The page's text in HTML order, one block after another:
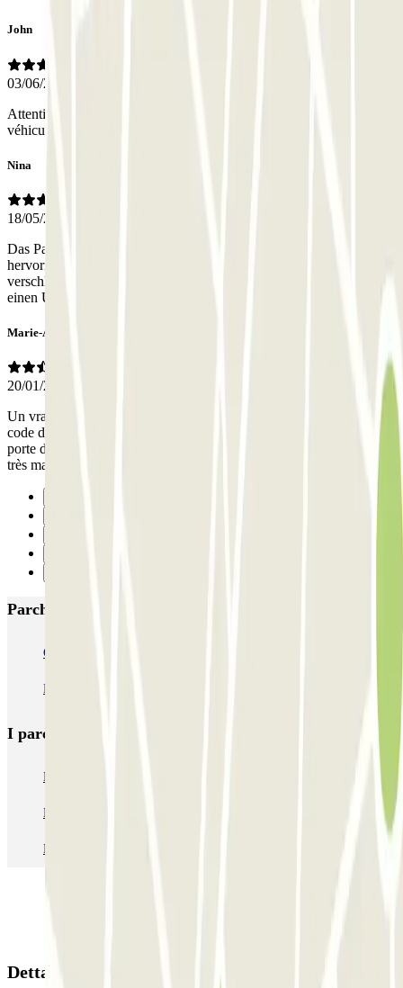
John
03/06/2026
Attention, l'entrée piéton est inutilisable pour récupérer votre
véhicule : il faut se placer au niveau de l'entrée des véhicules...
Nina
18/05/2026
Das Parkhaus ist sehr sicher, relativ zentral gelegen und preislich
hervorragend. Leider war die untere Tür (Zugang zum Auto, zu
verschlossen und funktionierte. Auch nicht mit dem Code. Über
einen Umweg, eine Etage höher, sind wir aber reingekommen.
Marie-Agnès
20/01/2026
Un vrai cauchemar, 45 minutes pour réussir à sortir du parking. Le
code du digicode n'a pas fonctionné. Nous étions coincés devant la
porte d'accès du 2e sous sol... hyper anxiogène...ZENPARK porte
très mal son nom. A fuir
Parcheggi più popolari a Reims
CPA Buirette
Léo Lagrange - Stade Auguste Delaune Zenpark
I parcheggi
Parcheggio Venezia
Parcheggio Roma
Parcheggio Malpensa Terminal 1
Dettagli della prenotazione